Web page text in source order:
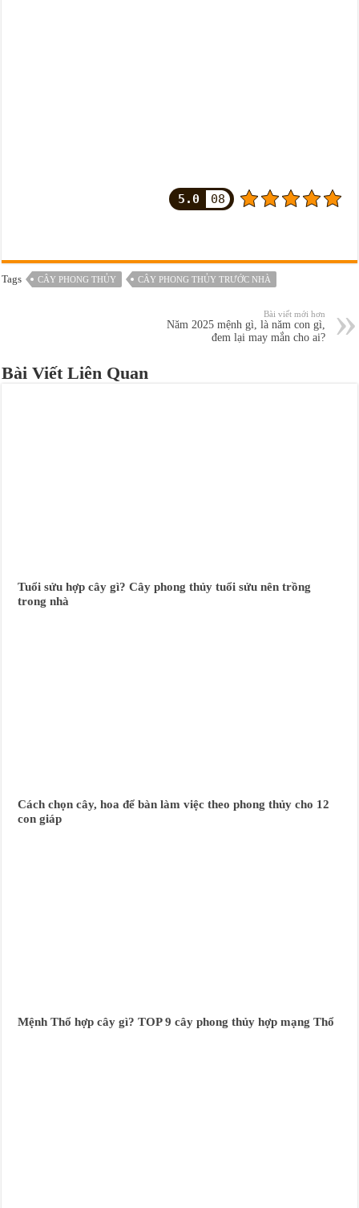
5.0 08
Tags CÂY PHONG THỦY CÂY PHONG THỦY TRƯỚC NHÀ
Bài viết mới hơn
Năm 2025 mệnh gì, là năm con gì,
đem lại may mắn cho ai?
Bài Viết Liên Quan
Tuổi sửu hợp cây gì? Cây phong thủy tuổi sửu nên trồng
trong nhà
Cách chọn cây, hoa để bàn làm việc theo phong thủy cho 12
con giáp
Mệnh Thổ hợp cây gì? TOP 9 cây phong thủy hợp mạng Thổ